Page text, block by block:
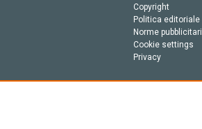
Copyright
Politica editoriale
Norme
Cookie settings
Privacy